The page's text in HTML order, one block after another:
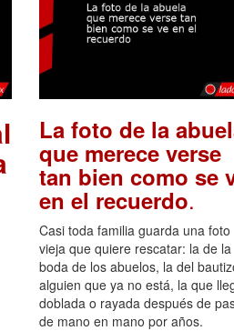
La foto de la
que merece verse
tan bien como se
en el recuerdo.
Casi toda familia guarda una foto
vieja que quiere rescatar: la de la
boda de los abuelos, la del
alguien que ya no está, la que
doblada o rayada después de
de mano en mano por años.